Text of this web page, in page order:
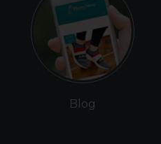
Blog